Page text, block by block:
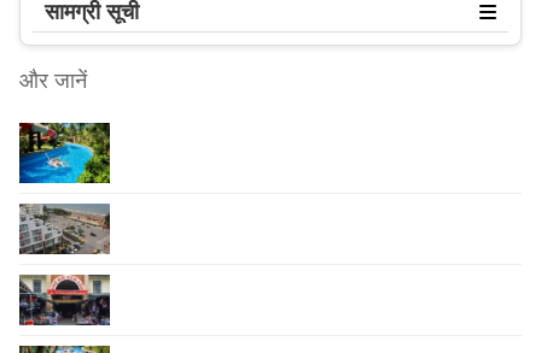
सामग्री सूची
और जानें